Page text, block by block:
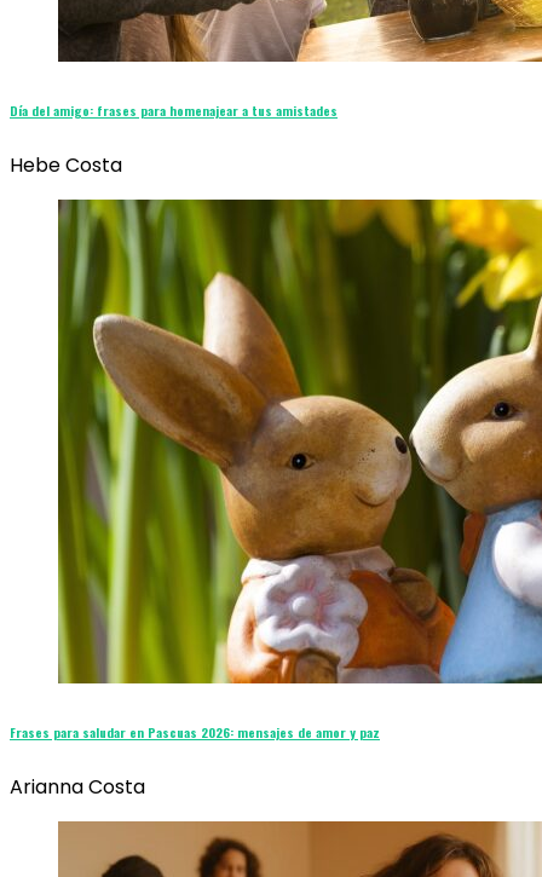
Día del amigo: frases para homenajear a tus amistades
Hebe Costa
Frases para saludar en Pascuas 2026: mensajes de amor y paz
Arianna Costa